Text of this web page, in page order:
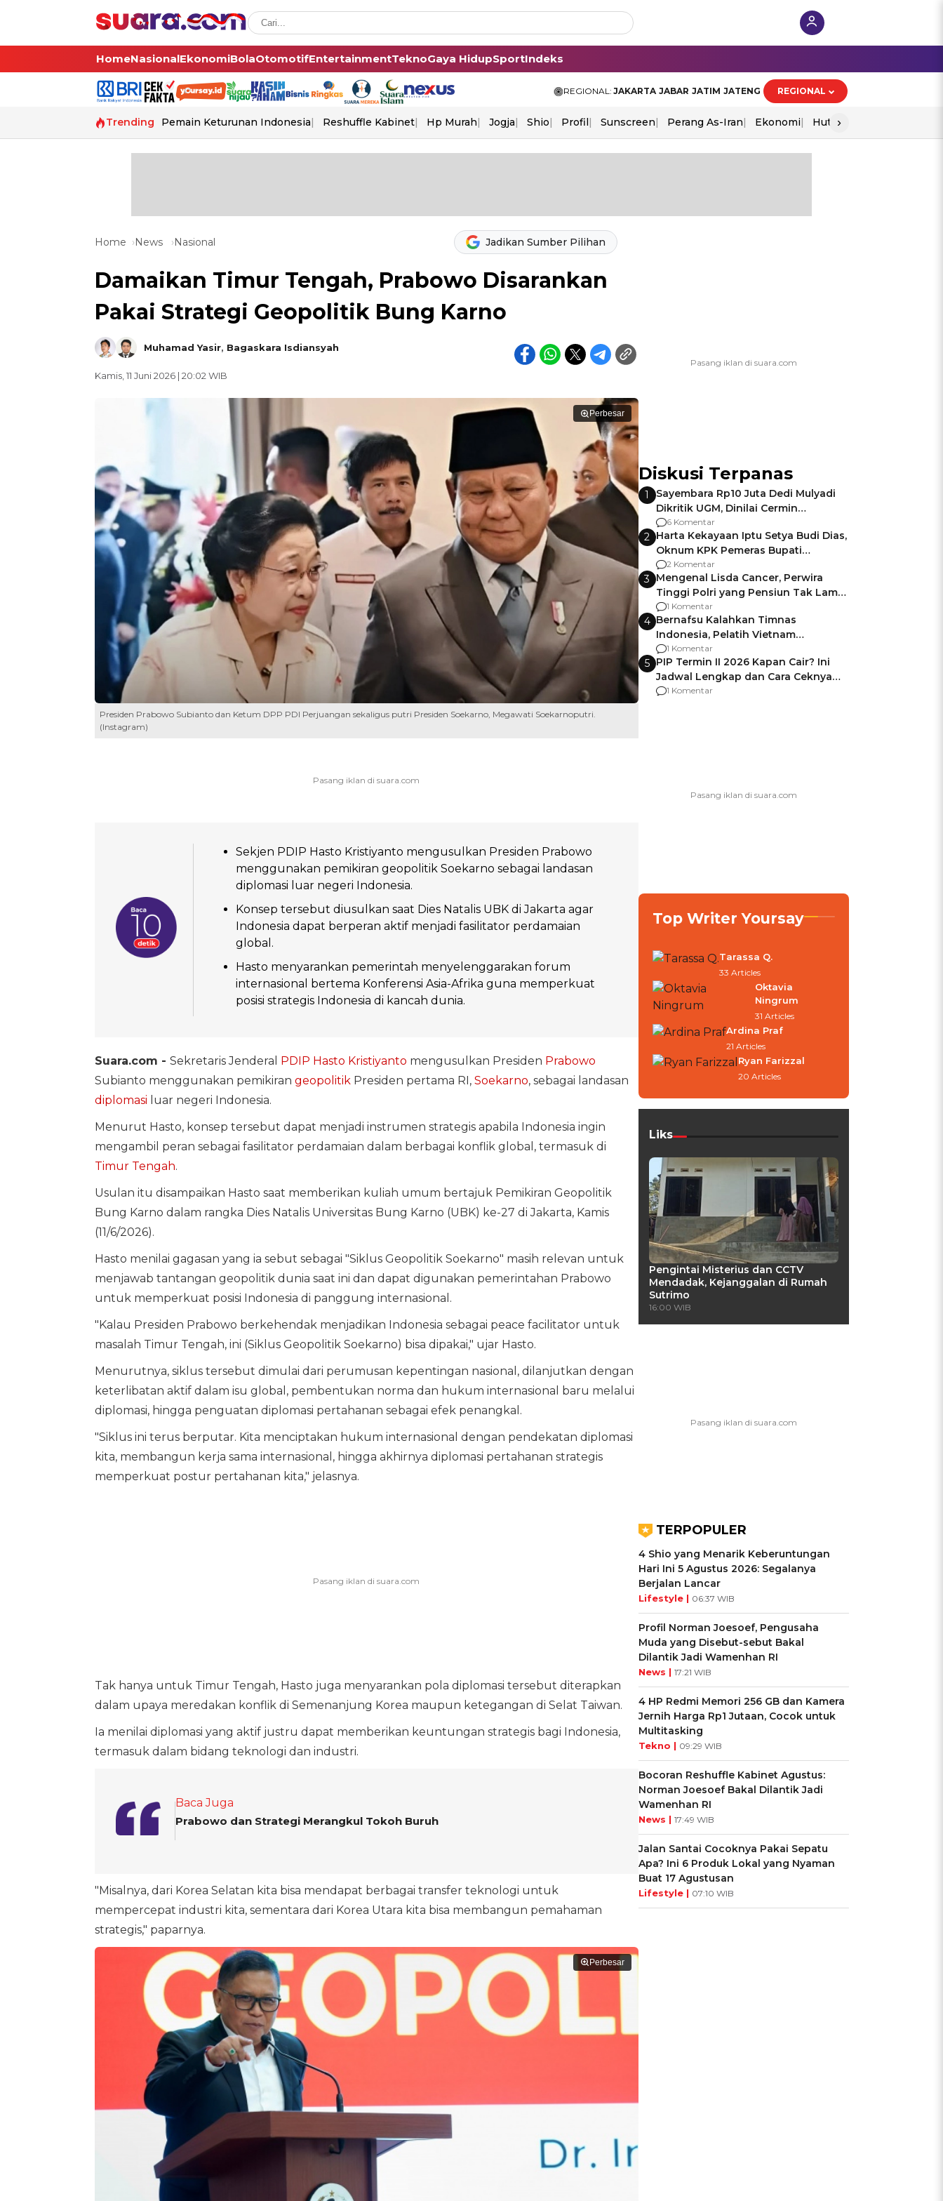
HomeNasionalEkonomiBolaOtomotifEntertainmentTeknoGaya HidupSportIndeks
REGIONAL: JAKARTA JABAR JATIM JATENG REGIONAL
Trending Pemain Keturunan Indonesia Reshuffle Kabinet Hp Murah Jogja Shio Profil Sunscreen Perang As-Iran Ekonomi Hut Ri
›
Home News Nasional Jadikan Sumber Pilihan
Damaikan Timur Tengah, Prabowo Disarankan
Pakai Strategi Geopolitik Bung Karno
Muhamad Yasir, Bagaskara Isdiansyah
Kamis, 11 Juni 2026 | 20:02 WIB
Perbesar
Presiden Prabowo Subianto dan Ketum DPP PDI Perjuangan sekaligus putri Presiden Soekarno, Megawati Soekarnoputri.
(Instagram)
Sekjen PDIP Hasto Kristiyanto mengusulkan Presiden Prabowo
menggunakan pemikiran geopolitik Soekarno sebagai landasan
diplomasi luar negeri Indonesia.
Konsep tersebut diusulkan saat Dies Natalis UBK di Jakarta agar
Indonesia dapat berperan aktif menjadi fasilitator perdamaian
global.
Hasto menyarankan pemerintah menyelenggarakan forum
internasional bertema Konferensi Asia-Afrika guna memperkuat
posisi strategis Indonesia di kancah dunia.
Suara.com - Sekretaris Jenderal PDIP Hasto Kristiyanto mengusulkan Presiden Prabowo
Subianto menggunakan pemikiran geopolitik Presiden pertama RI, Soekarno, sebagai landasan
diplomasi luar negeri Indonesia.
Menurut Hasto, konsep tersebut dapat menjadi instrumen strategis apabila Indonesia ingin
mengambil peran sebagai fasilitator perdamaian dalam berbagai konflik global, termasuk di
Timur Tengah.
Usulan itu disampaikan Hasto saat memberikan kuliah umum bertajuk Pemikiran Geopolitik
Bung Karno dalam rangka Dies Natalis Universitas Bung Karno (UBK) ke-27 di Jakarta, Kamis
(11/6/2026).
Hasto menilai gagasan yang ia sebut sebagai "Siklus Geopolitik Soekarno" masih relevan untuk
menjawab tantangan geopolitik dunia saat ini dan dapat digunakan pemerintahan Prabowo
untuk memperkuat posisi Indonesia di panggung internasional.
"Kalau Presiden Prabowo berkehendak menjadikan Indonesia sebagai peace facilitator untuk
masalah Timur Tengah, ini (Siklus Geopolitik Soekarno) bisa dipakai," ujar Hasto.
Menurutnya, siklus tersebut dimulai dari perumusan kepentingan nasional, dilanjutkan dengan
keterlibatan aktif dalam isu global, pembentukan norma dan hukum internasional baru melalui
diplomasi, hingga penguatan diplomasi pertahanan sebagai efek penangkal.
"Siklus ini terus berputar. Kita menciptakan hukum internasional dengan pendekatan diplomasi
kita, membangun kerja sama internasional, hingga akhirnya diplomasi pertahanan strategis
memperkuat postur pertahanan kita," jelasnya.
Tak hanya untuk Timur Tengah, Hasto juga menyarankan pola diplomasi tersebut diterapkan
dalam upaya meredakan konflik di Semenanjung Korea maupun ketegangan di Selat Taiwan.
Ia menilai diplomasi yang aktif justru dapat memberikan keuntungan strategis bagi Indonesia,
termasuk dalam bidang teknologi dan industri.
Baca Juga
Prabowo dan Strategi Merangkul Tokoh Buruh
"Misalnya, dari Korea Selatan kita bisa mendapat berbagai transfer teknologi untuk
mempercepat industri kita, sementara dari Korea Utara kita bisa membangun pemahaman
strategis," paparnya.
Perbesar
Diskusi Terpanas
1
Sayembara Rp10 Juta Dedi Mulyadi
Dikritik UGM, Dinilai Cermin
Gagalnya Negara Jamin Keamanan
6 Komentar
2 Harta Kekayaan Iptu Setya Budi Dias,
Oknum KPK Pemeras Bupati
Pemalang
2 Komentar
3 Mengenal Lisda Cancer, Perwira
Tinggi Polri yang Pensiun Tak Lama
Usai Jadi Brigjen
1 Komentar
4 Bernafsu Kalahkan Timnas
Indonesia, Pelatih Vietnam
Berencana Pakai Jimat di Pakansari
1 Komentar
5 PIP Termin II 2026 Kapan Cair? Ini
Jadwal Lengkap dan Cara Ceknya
agar Dana Tidak Hangus!
1 Komentar
Top Writer Yoursay
Tarassa Q.
33 Articles
Oktavia
Ningrum
31 Articles
Ardina Praf
21 Articles
Ryan Farizzal
20 Articles
Liks
Pengintai Misterius dan CCTV
Mendadak, Kejanggalan di Rumah
Sutrimo
16:00 WIB
TERPOPULER
4 Shio yang Menarik Keberuntungan
Hari Ini 5 Agustus 2026: Segalanya
Berjalan Lancar
Lifestyle | 06:37 WIB
Profil Norman Joesoef, Pengusaha
Muda yang Disebut-sebut Bakal
Dilantik Jadi Wamenhan RI
News | 17:21 WIB
4 HP Redmi Memori 256 GB dan Kamera
Jernih Harga Rp1 Jutaan, Cocok untuk
Multitasking
Tekno | 09:29 WIB
Bocoran Reshuffle Kabinet Agustus:
Norman Joesoef Bakal Dilantik Jadi
Wamenhan RI
News | 17:49 WIB
Jalan Santai Cocoknya Pakai Sepatu
Apa? Ini 6 Produk Lokal yang Nyaman
Buat 17 Agustusan
Lifestyle | 07:10 WIB